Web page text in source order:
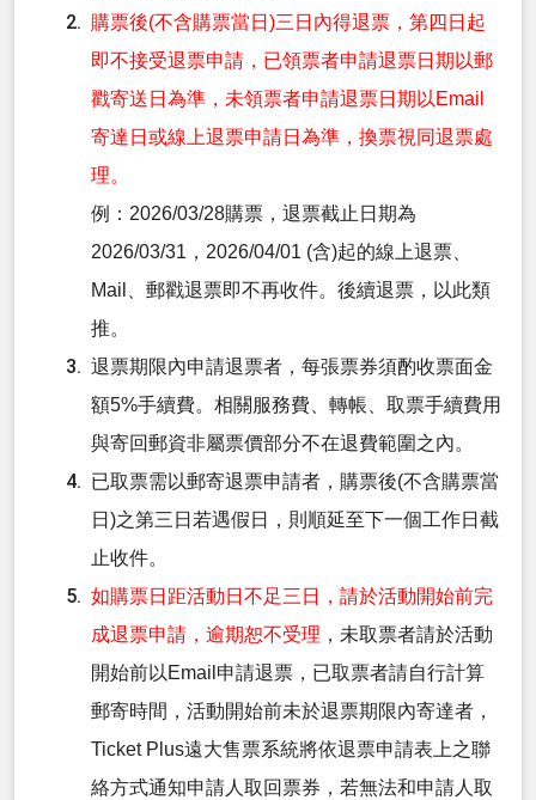
購票後(不含購票當日)三日內得退票，第四日起
即不接受退票申請，已領票者申請退票日期以郵
戳寄送日為準，未領票者申請退票日期以Email
寄達日或線上退票申請日為準，換票視同退票處
理。
例：2026/03/28購票，退票截止日期為
2026/03/31，2026/04/01 (含)起的線上退票、
Mail、郵戳退票即不再收件。後續退票，以此類
推。
退票期限內申請退票者，每張票券須酌收票面金
額5%手續費。相關服務費、轉帳、取票手續費用
與寄回郵資非屬票價部分不在退費範圍之內。
已取票需以郵寄退票申請者，購票後(不含購票當
日)之第三日若遇假日，則順延至下一個工作日截
止收件。
如購票日距活動日不足三日，請於活動開始前完
成退票申請，逾期恕不受理 ，未取票者請於活動
開始前以Email申請退票，已取票者請自行計算
郵寄時間，活動開始前未於退票期限內寄達者，
Ticket Plus遠大售票系統將依退票申請表上之聯
絡方式通知申請人取回票券，若無法和申請人取